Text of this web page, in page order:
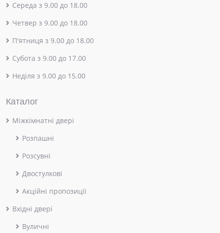
Середа з 9.00 до 18.00
Четвер з 9.00 до 18.00
П'ятниця з 9.00 до 18.00
Субота з 9.00 до 17.00
Неділя з 9.00 до 15.00
Каталог
Міжкімнатні двері
Розпашні
Розсувні
Двостулкові
Акційні пропозиції
Вхідні двері
Вуличні